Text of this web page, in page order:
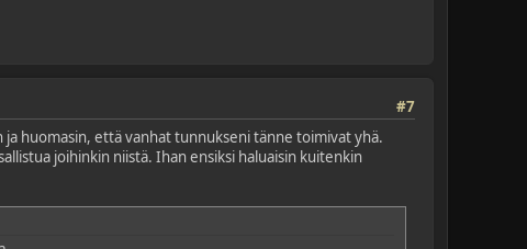
#7
huomasin, että vanhat tunnukseni tänne toimivat yhä.
joihinkin niistä. Ihan ensiksi haluaisin kuitenkin